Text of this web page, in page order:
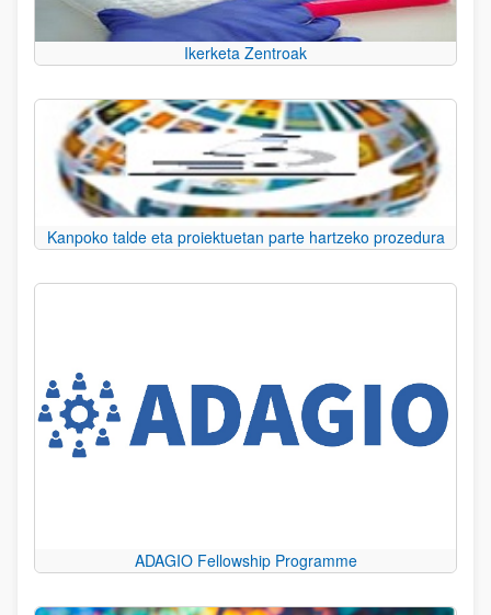
Ikerketa Zentroak
Kanpoko talde eta proiektuetan parte hartzeko prozedura
ADAGIO Fellowship Programme